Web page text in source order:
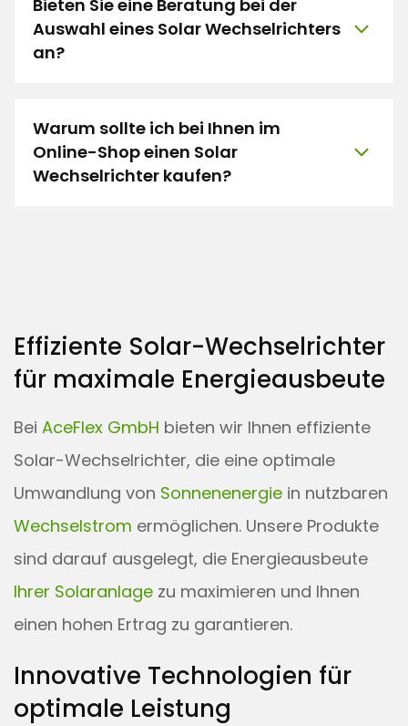
Bieten Sie eine Beratung bei der
Auswahl eines Solar Wechselrichters
an?
Warum sollte ich bei Ihnen im
Online-Shop einen Solar
Wechselrichter kaufen?
Effiziente Solar-Wechselrichter
für maximale Energieausbeute
Bei AceFlex GmbH bieten wir Ihnen effiziente
Solar-Wechselrichter, die eine optimale
Umwandlung von Sonnenenergie in nutzbaren
Wechselstrom ermöglichen. Unsere Produkte
sind darauf ausgelegt, die Energieausbeute
Ihrer Solaranlage zu maximieren und Ihnen
einen hohen Ertrag zu garantieren.
Innovative Technologien für
optimale Leistung